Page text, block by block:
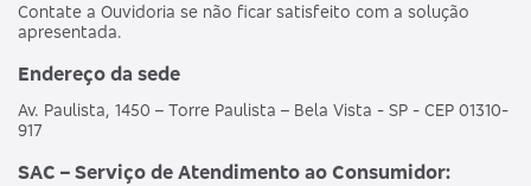
Contate a Ouvidoria se não ficar satisfeito com a solução
apresentada.
Endereço da sede
Av. Paulista, 1450 – Torre Paulista – Bela Vista - SP - CEP 01310-
917
SAC – Serviço de Atendimento ao Consumidor: